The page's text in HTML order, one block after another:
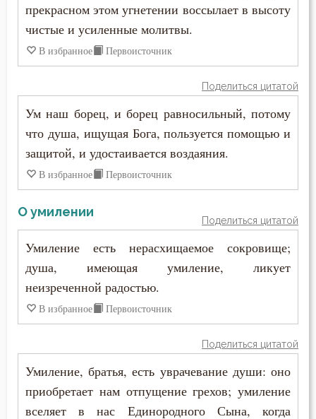
прекрасном этом угнетении воссылает в высоту
чистые и усиленные молитвы.
В избранное Первоисточник
Поделиться цитатой
Ум наш борец, и борец равносильный, потому
что душа, ищущая Бога, пользуется помощью и
защитой, и удостаивается воздаяния.
В избранное Первоисточник
О умилении
Поделиться цитатой
Умиление есть нерасхищаемое сокровище;
душа, имеющая умиление, ликует
неизреченной радостью.
В избранное Первоисточник
Поделиться цитатой
Умиление, братья, есть уврачевание души: оно
приобретает нам отпущение грехов; умиление
вселяет в нас Единородного Сына, когда